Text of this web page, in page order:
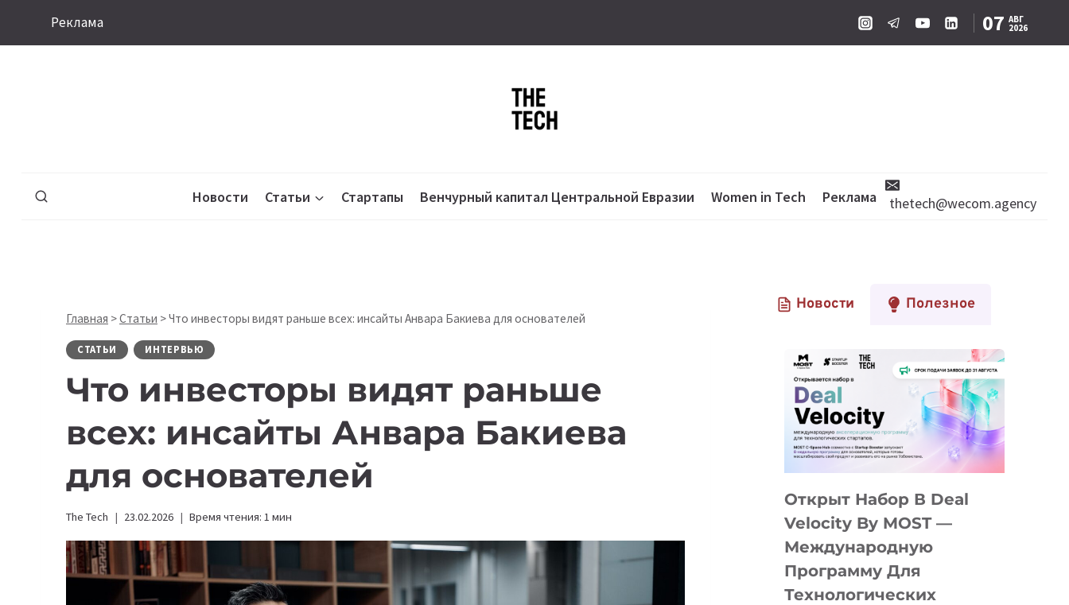
Реклама 07 АВГ
2026
Новости Статьи Стартапы Венчурный капитал Центральной Евразии Women in Tech Реклама thetech@wecom.agency
Главная >Статьи >Что инвесторы видят раньше всех: инсайты Анвара Бакиева для основателей
СТАТЬИ ИНТЕРВЬЮ
Что инвесторы видят раньше
всех: инсайты Анвара Бакиева
для основателей
The Tech 23.02.2026 Время чтения: 1 мин
Новости Полезное
Открыт Набор В Deal
Velocity By MOST —
Международную
Программу Для
Технологических